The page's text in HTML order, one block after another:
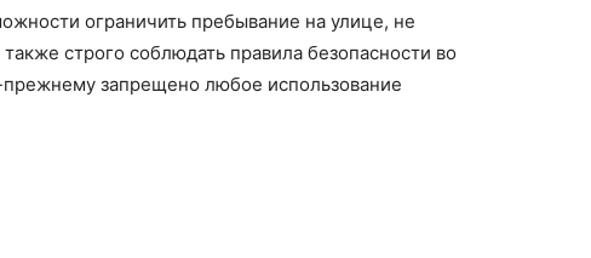
ограничить пребывание на улице, не
строго соблюдать правила безопасности во
запрещено любое использование